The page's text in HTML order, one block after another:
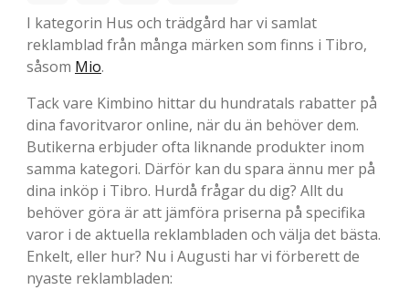
I kategorin Hus och trädgård har vi samlat
reklamblad från många märken som finns i Tibro,
såsom Mio.
Tack vare Kimbino hittar du hundratals rabatter på
dina favoritvaror online, när du än behöver dem.
Butikerna erbjuder ofta liknande produkter inom
samma kategori. Därför kan du spara ännu mer på
dina inköp i Tibro. Hurdå frågar du dig? Allt du
behöver göra är att jämföra priserna på specifika
varor i de aktuella reklambladen och välja det bästa.
Enkelt, eller hur? Nu i Augusti har vi förberett de
nyaste reklambladen: